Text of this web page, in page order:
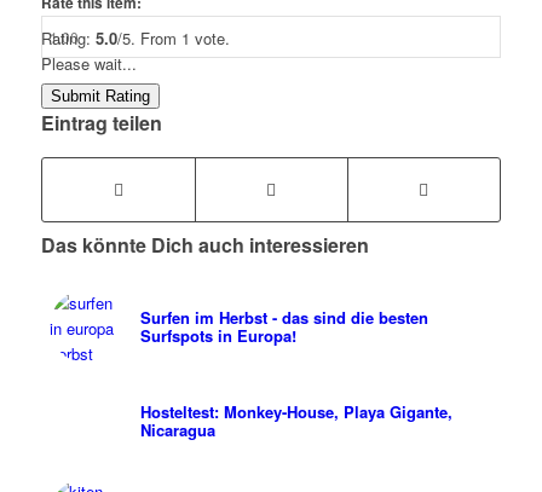
Submit Rating
Rating: 5.0/5. From 1 vote.
Please wait...
Eintrag teilen
Das könnte Dich auch interessieren
Surfen im Herbst - das sind die besten
Surfspots in Europa!
Hosteltest: Monkey-House, Playa Gigante,
Nicaragua